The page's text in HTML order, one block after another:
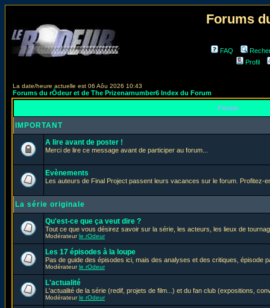
Forums
FAQ
Profil
La date/heure actuelle est 06 Aôu 2026 10:43
Forums du rÔdeur et de The Prizenarnumber6 Index du Forum
Forum
IMPORTANT
A lire avant de poster !
Merci de lire ce message avant de participer au forum...
Evènements
Les auteurs de Final Project passent leurs vacances sur le forum. Profitez-
La série originale
Qu'est-ce que ça veut dire ?
Tout ce que vous désirez savoir sur la série, les acteurs, les lieux de
Modérateurle rOdeur
Les 17 épisodes à la loupe
Pas de guide des épisodes ici, mais des analyses et des critiques, épisode
Modérateurle rOdeur
L'actualité
L'actualité de la série (redif, projets de film...) et du fan club (expositions,
Modérateurle rOdeur